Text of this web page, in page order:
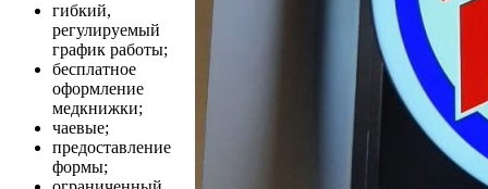
гибкий,
регулируемый
график работы;
бесплатное
оформление
медкнижки;
чаевые;
предоставление
формы;